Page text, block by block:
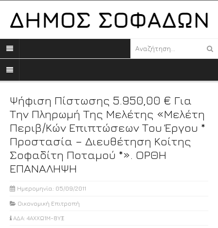
Ψήφιση Πίστωσης 5.950,00 € Για
Την Πληρωμή Της Μελέτης «μελέτη
Περιβ/κών Επιπτώσεων Του Έργου *
Προστασία – Διευθέτηση Κοίτης
Σοφαδίτη Ποταμού *». ΟΡΘΗ
ΕΠΑΝΑΛΗΨΗ
Ημερομηνία: 05/09/2011
Οικονομική Επιτροπή
ΑΔΑ: 4ΑΧΧΩ1Μ-8ΥΞ